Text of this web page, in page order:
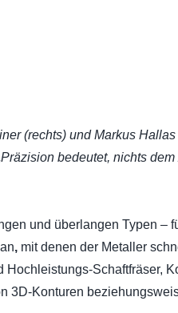
(rechts) und Markus
bedeutet, nichts
und überlangen Typen –
, mit denen der Metaller
Schaftfräser,
3D-Konturen